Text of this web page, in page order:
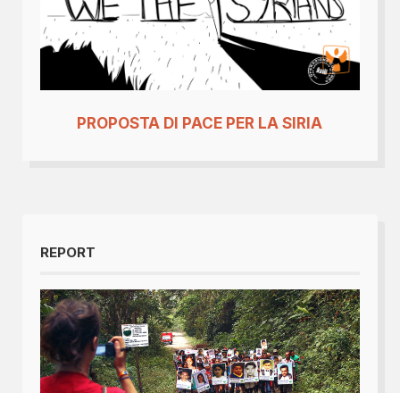
PROPOSTA DI PACE PER LA SIRIA
REPORT